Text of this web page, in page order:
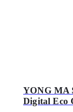
YONG MA
Digital Eco